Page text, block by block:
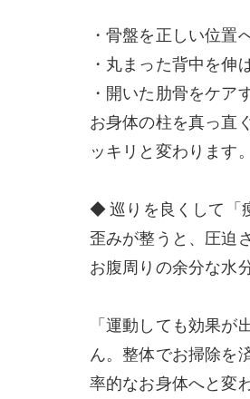
・骨盤を正しい位置
・丸まった背中を伸
・開いた肋骨をケア
お身体の柱を真っ直
ッキリと変わります。
◆ 巡りを良くして「
歪みが整うと、圧迫
お腹周りの余分な水
「運動しても効果
ん。整体でお掃除を
率的なお身体へと変